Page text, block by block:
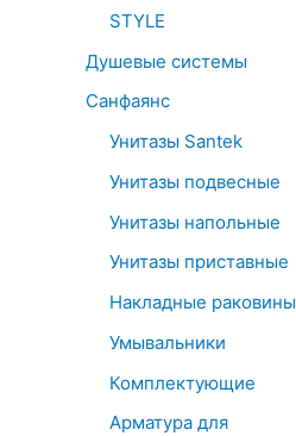
STYLE
Душевые системы
Санфаянс
Унитазы Santek
Унитазы подвесные
Унитазы напольные
Унитазы приставные
Накладные раковины
Умывальники
Комплектующие
Арматура для